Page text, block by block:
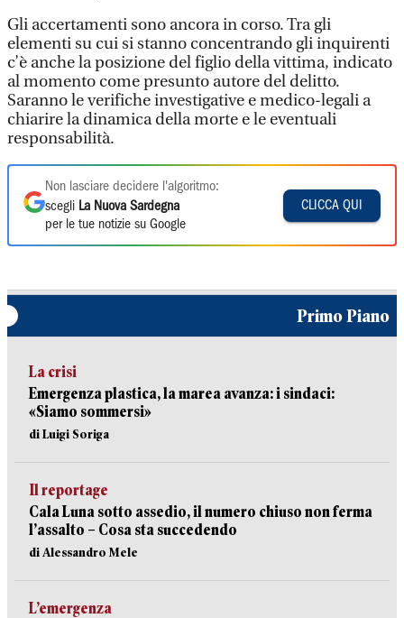
Gli accertamenti sono ancora in corso. Tra gli
elementi su cui si stanno concentrando gli inquirenti
c’è anche la posizione del figlio della vittima, indicato
al momento come presunto autore del delitto.
Saranno le verifiche investigative e medico-legali a
chiarire la dinamica della morte e le eventuali
responsabilità.
Non lasciare decidere l'algoritmo:
scegli La Nuova Sardegna
per le tue notizie su Google
CLICCA QUI
Primo Piano
La crisi
Emergenza plastica, la marea avanza: i sindaci:
«Siamo sommersi»
di Luigi Soriga
Il reportage
Cala Luna sotto assedio, il numero chiuso non ferma
l’assalto – Cosa sta succedendo
di Alessandro Mele
L’emergenza